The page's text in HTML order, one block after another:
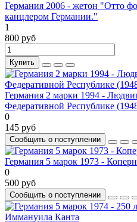
Германия 2006 - жетон "Отто
канцлером Германии."
1
800 руб
Купить
Германия 2 марки 1994 -
Федеративной Республике
0
145 руб
Сообщить о поступлении
Германия 5 марок 1973 -
0
500 руб
Сообщить о поступлении